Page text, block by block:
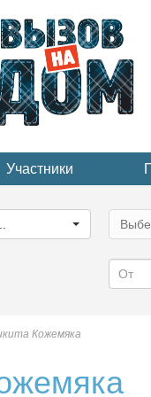
Участники
Кожемяка